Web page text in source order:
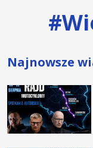
#
Najnowsze